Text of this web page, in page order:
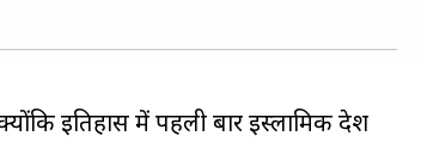
इतिहास में पहली बार इस्लामिक देश